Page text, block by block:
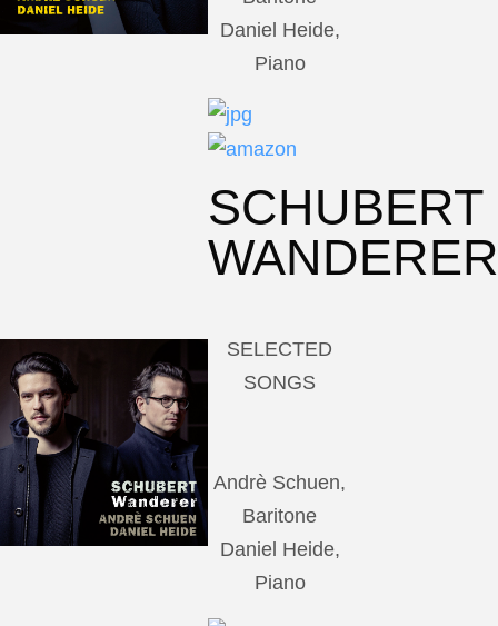
Daniel Heide,
Piano
SCHUBERT
WANDERER
SELECTED
SONGS
Andrè Schuen,
Baritone
Daniel Heide,
Piano